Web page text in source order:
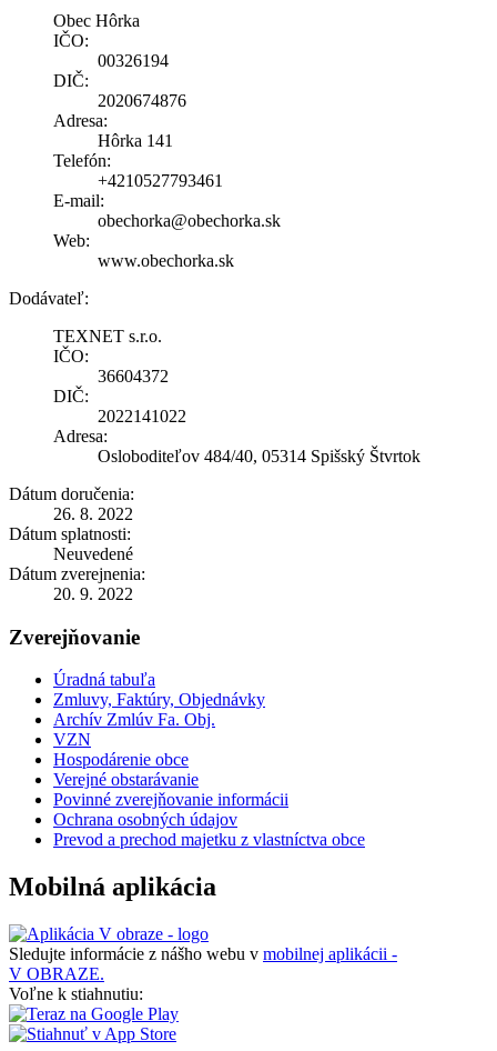
Obec Hôrka
IČO:
00326194
DIČ:
2020674876
Adresa:
Hôrka 141
Telefón:
+4210527793461
E-mail:
obechorka@obechorka.sk
Web:
www.obechorka.sk
Dodávateľ:
TEXNET s.r.o.
IČO:
36604372
DIČ:
2022141022
Adresa:
Osloboditeľov 484/40, 05314 Spišský Štvrtok
Dátum doručenia:
26. 8. 2022
Dátum splatnosti:
Neuvedené
Dátum zverejnenia:
20. 9. 2022
Zverejňovanie
Úradná tabuľa
Zmluvy, Faktúry, Objednávky
Archív Zmlúv Fa. Obj.
VZN
Hospodárenie obce
Verejné obstarávanie
Povinné zverejňovanie informácii
Ochrana osobných údajov
Prevod a prechod majetku z vlastníctva obce
Mobilná aplikácia
Sledujte informácie z nášho webu v mobilnej aplikácii -
V OBRAZE.
Voľne k stiahnutiu: